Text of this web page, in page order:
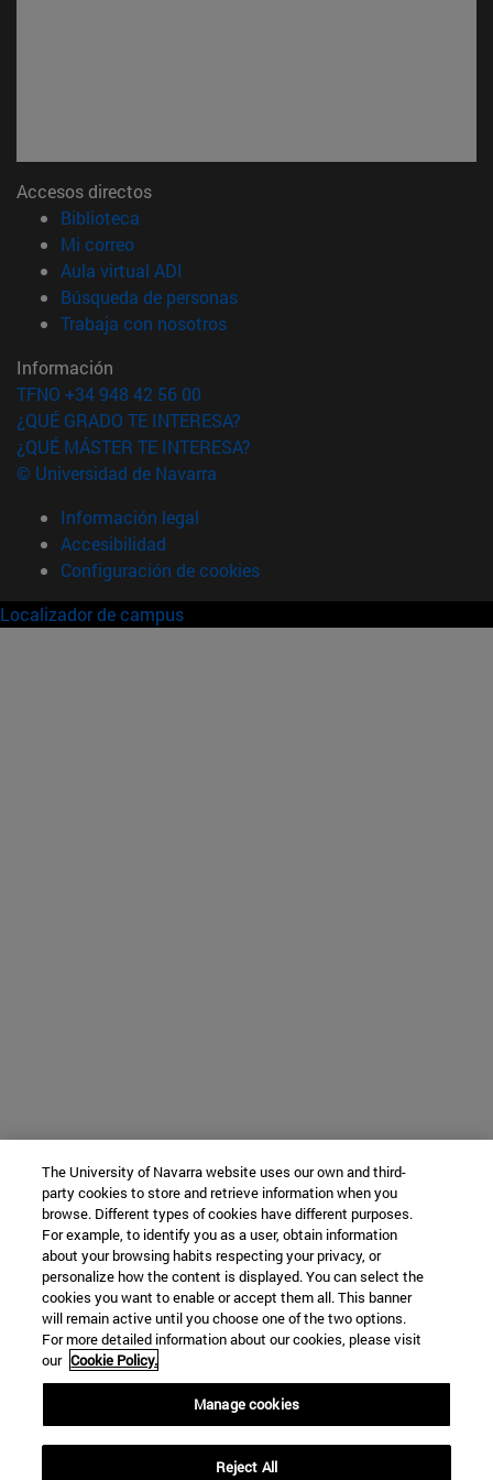
Accesos directos
Biblioteca
Mi correo(abre en nueva ventana)
Aula virtual ADI
Búsqueda de personas(abre en nueva ventana)
Trabaja con nosotros(abre en nueva ventana)
Información
TFNO +34 948 42 56 00
¿QUÉ GRADO TE INTERESA?
¿QUÉ MÁSTER TE INTERESA?
© Universidad de Navarra
Información legal
Accesibilidad
Configuración de cookies
Localizador de campus
The University of Navarra website uses our own and third-
party cookies to store and retrieve information when you
browse. Different types of cookies have different purposes.
For example, to identify you as a user, obtain information
about your browsing habits respecting your privacy, or
personalize how the content is displayed. You can select the
cookies you want to enable or accept them all. This banner
will remain active until you choose one of the two options.
For more detailed information about our cookies, please visit
our Cookie Policy.
Manage cookies
Reject All